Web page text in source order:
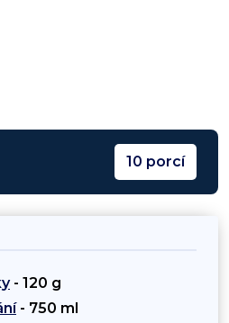
10 porcí
- 120 g
- 750 ml